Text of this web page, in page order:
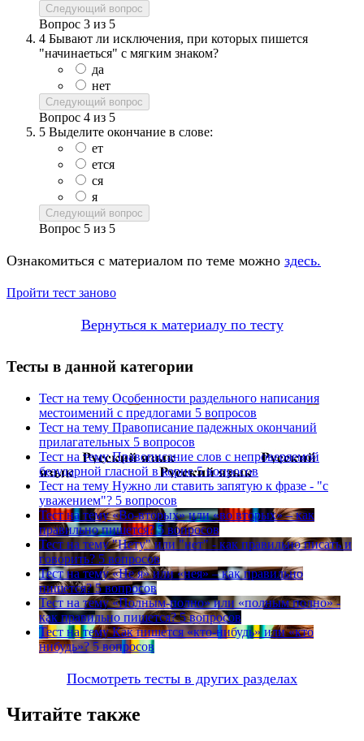
Следующий вопрос
Вопрос 3 из 5
4 Бывают ли исключения, при которых пишется
"начинаеться" с мягким знаком?
да
нет
Следующий вопрос
Вопрос 4 из 5
5 Выделите окончание в слове:
ет
ется
ся
я
Следующий вопрос
Вопрос 5 из 5
Ознакомиться с материалом по теме можно здесь.
Пройти тест заново
Вернуться к материалу по тесту
Тесты в данной категории
Тест на тему Особенности раздельного написания
местоимений с предлогами 5 вопросов
Тест на тему Правописание падежных окончаний
прилагательных 5 вопросов
Тест на тему Правописание слов с непроверяемой
безударной гласной в корне 5 вопросов
Тест на тему Нужно ли ставить запятую к фразе - "с
уважением"? 5 вопросов
Тест на тему «Во-вторых» или «во вторых» – как
правильно пишется? 5 вопросов
Тест на тему "Нету" или "нет" - как правильно писать и
говорить? 5 вопросов
Тест на тему «Не я» или «нея» – как правильно
пишется? 5 вопросов
Тест на тему «Полным-полно» или «полным полно» -
как правильно пишется? 5 вопросов
Тест на тему Как пишется «кто-нибудь» или «кто
нибудь»? 5 вопросов
Посмотреть тесты в других разделах
Читайте также